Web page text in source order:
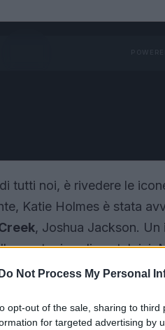
Do Not Process My Personal
opt-out of the sale, sharing to
for targeted advertising by
tutti noi, è rivedere le
Katie Holmes è stata
, Joshua Jackson. Un
mente ricordi nostalgici.
e super chic di Katie
di più?<\/p>